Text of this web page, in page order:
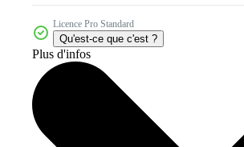
Licence Pro Standard
Qu'est-ce que c'est ?
Plus d'infos